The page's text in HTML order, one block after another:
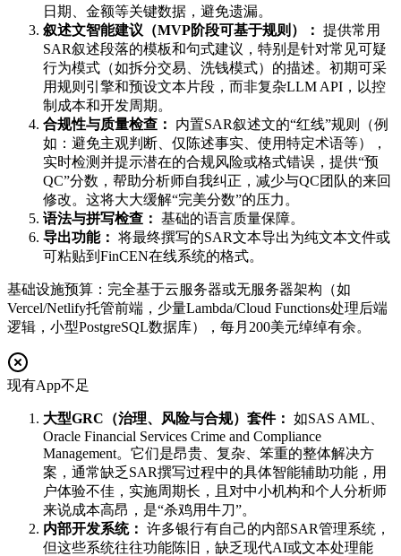
日期、金额等关键数据，避免遗漏。
叙述文智能建议（MVP阶段可基于规则）： 提供常用
SAR叙述段落的模板和句式建议，特别是针对常见可疑
行为模式（如拆分交易、洗钱模式）的描述。初期可采
用规则引擎和预设文本片段，而非复杂LLM API，以控
制成本和开发周期。
合规性与质量检查：
内置SAR叙述文的“红线”规则（例
如：避免主观判断、仅陈述事实、使用特定术语等），
实时检测并提示潜在的合规风险或格式错误，提供“预
QC”分数，帮助分析师自我纠正，减少与QC团队的来回
修改。这将大大缓解“完美分数”的压力。
语法与拼写检查： 基础的语言质量保障。
导出功能： 将最终撰写的SAR文本导出为纯文本文件或
可粘贴到FinCEN在线系统的格式。
基础设施预算：完全基于云服务器或无服务器架构（如
Vercel/Netlify托管前端，少量Lambda/Cloud Functions处理后端
逻辑，小型PostgreSQL数据库），每月200美元绰绰有余。
现有App不足
大型GRC（治理、风险与合规）套件： 如SAS AML、
Oracle Financial Services Crime and Compliance
Management。它们是昂贵、复杂、笨重的整体解决方
案，通常缺乏SAR撰写过程中的具体智能辅助功能，用
户体验不佳，实施周期长，且对中小机构和个人分析师
来说成本高昂，是“杀鸡用牛刀”。
内部开发系统： 许多银行有自己的内部SAR管理系统，
但这些系统往往功能陈旧，缺乏现代AI或文本处理能